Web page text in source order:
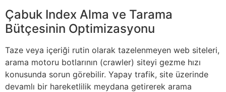
Çabuk Index Alma ve Tarama
Bütçesinin Optimizasyonu
Taze veya içeriği rutin olarak tazelenmeyen web siteleri,
arama motoru botlarının (crawler) siteyi gezme hızı
konusunda sorun görebilir. Yapay trafik, site üzerinde
devamlı bir hareketlilik meydana getirerek arama